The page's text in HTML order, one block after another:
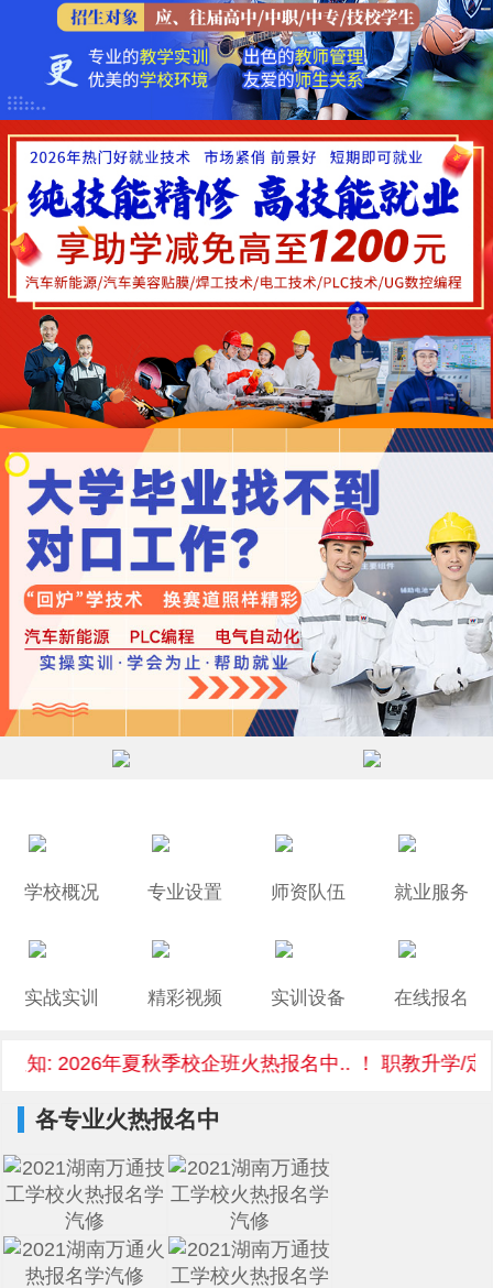
学校概况 专业设置 师资队伍 就业服务
实战实训 精彩视频 实训设备 在线报名
: 2026年夏秋季校企班火热报名中.. ！ 职教升学/定向
各专业火热报名中